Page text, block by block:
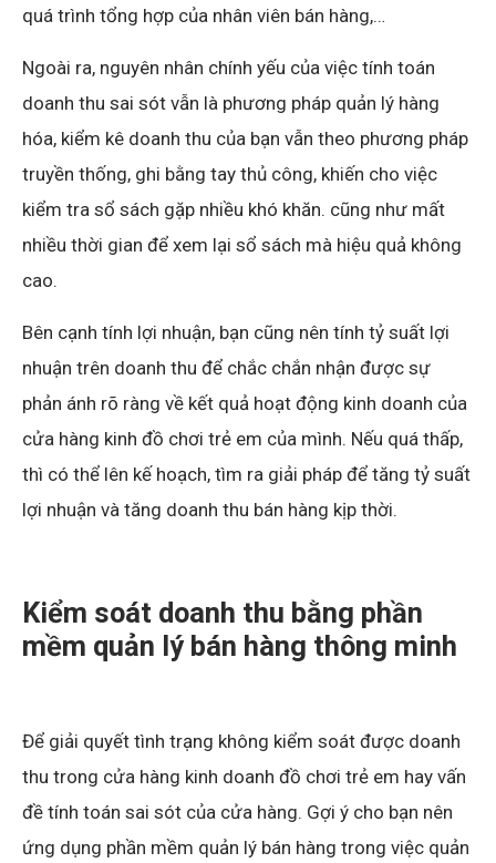
quá trình tổng hợp của nhân viên bán hàng,…
Ngoài ra, nguyên nhân chính yếu của việc tính toán
doanh thu sai sót vẫn là phương pháp quản lý hàng
hóa, kiểm kê doanh thu của bạn vẫn theo phương pháp
truyền thống, ghi bằng tay thủ công, khiến cho việc
kiểm tra sổ sách gặp nhiều khó khăn. cũng như mất
nhiều thời gian để xem lại sổ sách mà hiệu quả không
cao.
Bên cạnh tính lợi nhuận, bạn cũng nên tính tỷ suất lợi
nhuận trên doanh thu để chắc chắn nhận được sự
phản ánh rõ ràng về kết quả hoạt động kinh doanh của
cửa hàng kinh đồ chơi trẻ em của mình. Nếu quá thấp,
thì có thể lên kế hoạch, tìm ra giải pháp để tăng tỷ suất
lợi nhuận và tăng doanh thu bán hàng kịp thời.
Kiểm soát doanh thu bằng phần
mềm quản lý bán hàng thông minh
Để giải quyết tình trạng không kiểm soát được doanh
thu trong cửa hàng kinh doanh đồ chơi trẻ em hay vấn
đề tính toán sai sót của cửa hàng. Gợi ý cho bạn nên
ứng dụng phần mềm quản lý bán hàng trong việc quản